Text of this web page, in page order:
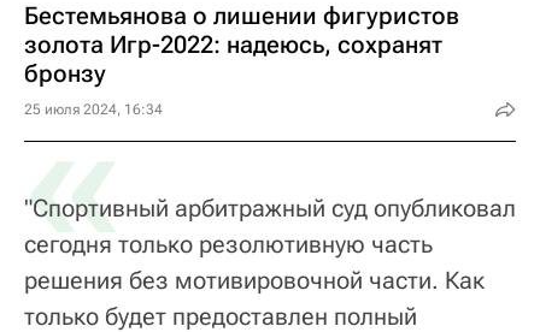
Бестемьянова о лишении фигуристов
золота Игр-2022: надеюсь, сохранят
бронзу
25 июля 2024, 16:34
«
"Спортивный арбитражный суд опубликовал
сегодня только резолютивную часть
решения без мотивировочной части. Как
только будет предоставлен полный